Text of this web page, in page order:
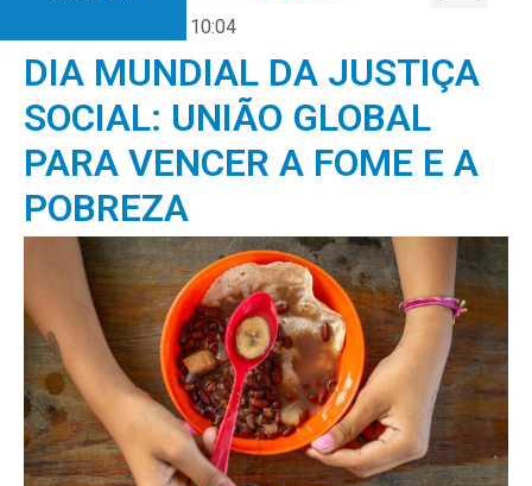
10:04
DIA MUNDIAL DA JUSTIÇA
SOCIAL: UNIÃO GLOBAL
PARA VENCER A FOME E A
POBREZA